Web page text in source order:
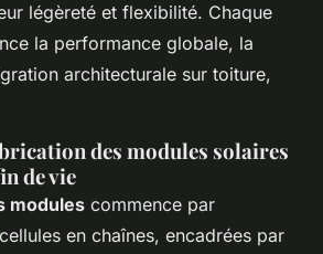
légèreté et flexibilité. Chaque
la performance globale, la
architecturale sur toiture,
des modules solaires
de vie
modules commence par
en chaînes, encadrées par